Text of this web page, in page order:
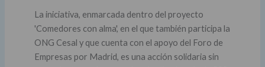
La iniciativa, enmarcada dentro del proyecto
'Comedores con alma', en el que también participa la
ONG Cesal y que cuenta con el apoyo del Foro de
Empresas por Madrid, es una acción solidaria sin